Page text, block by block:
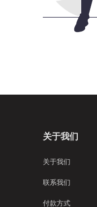
关于我们
关于我们
联系我们
付款方式